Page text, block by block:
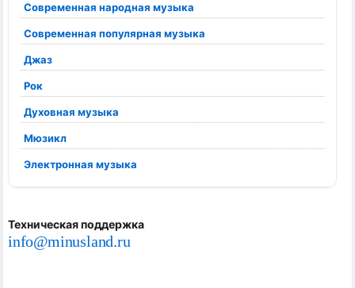
Современная народная музыка
Современная популярная музыка
Джаз
Рок
Духовная музыка
Мюзикл
Электронная музыка
Техническая поддержка
info@minusland.ru